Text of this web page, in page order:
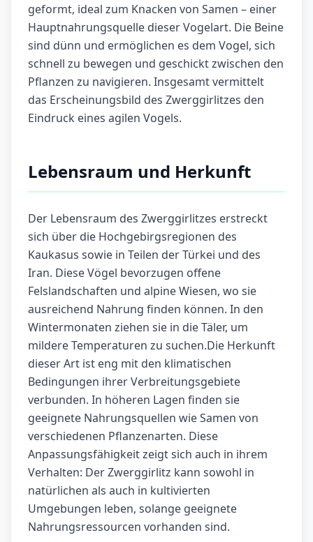
geformt, ideal zum Knacken von Samen – einer
Hauptnahrungsquelle dieser Vogelart. Die Beine
sind dünn und ermöglichen es dem Vogel, sich
schnell zu bewegen und geschickt zwischen den
Pflanzen zu navigieren. Insgesamt vermittelt
das Erscheinungsbild des Zwerggirlitzes den
Eindruck eines agilen Vogels.
Lebensraum und Herkunft
Der Lebensraum des Zwerggirlitzes erstreckt
sich über die Hochgebirgsregionen des
Kaukasus sowie in Teilen der Türkei und des
Iran. Diese Vögel bevorzugen offene
Felslandschaften und alpine Wiesen, wo sie
ausreichend Nahrung finden können. In den
Wintermonaten ziehen sie in die Täler, um
mildere Temperaturen zu suchen.Die Herkunft
dieser Art ist eng mit den klimatischen
Bedingungen ihrer Verbreitungsgebiete
verbunden. In höheren Lagen finden sie
geeignete Nahrungsquellen wie Samen von
verschiedenen Pflanzenarten. Diese
Anpassungsfähigkeit zeigt sich auch in ihrem
Verhalten: Der Zwerggirlitz kann sowohl in
natürlichen als auch in kultivierten
Umgebungen leben, solange geeignete
Nahrungsressourcen vorhanden sind.